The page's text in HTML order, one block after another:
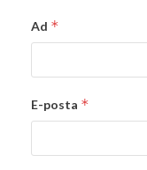
Ad *
E-posta *